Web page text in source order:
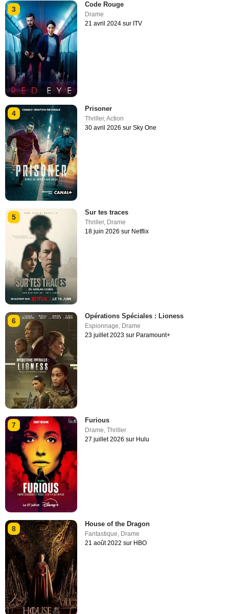
3
Code Rouge
Drame
21 avril 2024 sur ITV
4
Prisoner
Thriller,Action
30 avril 2026 sur Sky One
5
Sur tes traces
Thriller, Drame
18 juin 2026 sur Netflix
6
Opérations Spéciales : Lioness
Espionnage, Drame
23 juillet 2023 sur Paramount+
7
Furious
Drame ,Thriller
27 juillet 2026 sur Hulu
8
House of the Dragon
Fantastique, Drame
21 août 2022 sur HBO